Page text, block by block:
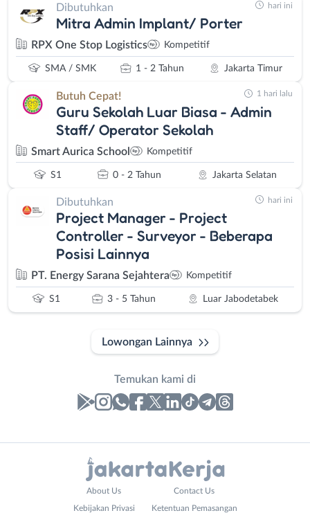
Dibutuhkan
Mitra Admin Implant/ Porter
RPX One Stop Logistics Kompetitif
SMA / SMK 1 - 2 Tahun Jakarta Timur
hari ini
Butuh Cepat!
Guru Sekolah Luar Biasa - Admin
Staff/ Operator Sekolah
Smart Aurica School Kompetitif
S1 0 - 2 Tahun Jakarta Selatan
1 hari lalu
Dibutuhkan
Project Manager - Project
Controller - Surveyor - Beberapa
Posisi Lainnya
PT. Energy Sarana Sejahtera Kompetitif
S1 3 - 5 Tahun Luar Jabodetabek
hari ini
Lowongan Lainnya
Temukan kami di
About Us Contact Us
Kebijakan Privasi Ketentuan Pemasangan